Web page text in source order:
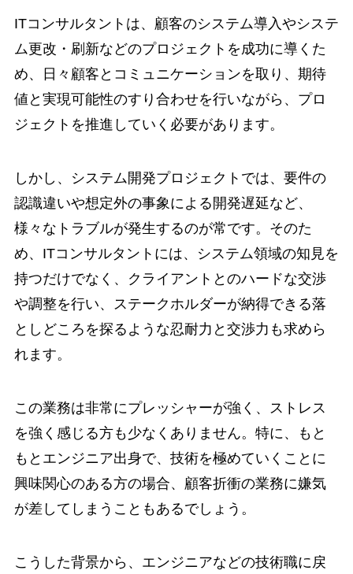
ITコンサルタントは、顧客のシステム導入やシステ
ム更改・刷新などのプロジェクトを成功に導くた
め、日々顧客とコミュニケーションを取り、期待
値と実現可能性のすり合わせを行いながら、プロ
ジェクトを推進していく必要があります。
しかし、システム開発プロジェクトでは、要件の
認識違いや想定外の事象による開発遅延など、
様々なトラブルが発生するのが常です。そのた
め、ITコンサルタントには、システム領域の知見を
持つだけでなく、クライアントとのハードな交渉
や調整を行い、ステークホルダーが納得できる落
としどころを探るような忍耐力と交渉力も求めら
れます。
この業務は非常にプレッシャーが強く、ストレス
を強く感じる方も少なくありません。特に、もと
もとエンジニア出身で、技術を極めていくことに
興味関心のある方の場合、顧客折衝の業務に嫌気
が差してしまうこともあるでしょう。
こうした背景から、エンジニアなどの技術職に戻